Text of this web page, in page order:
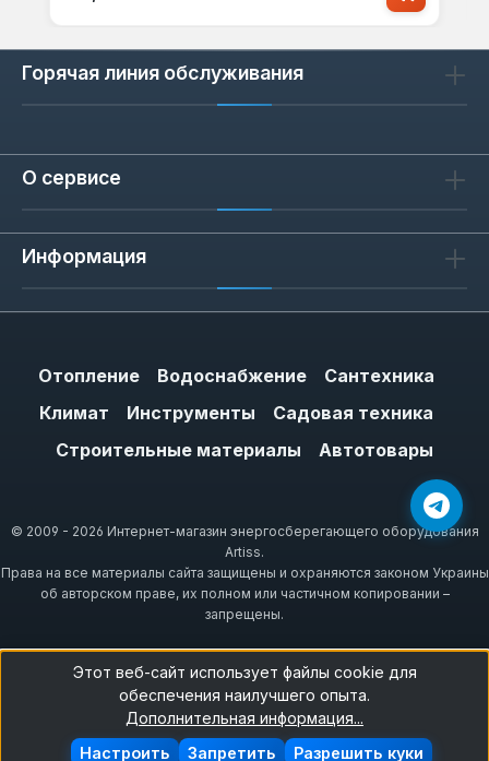
Горячая линия обслуживания
О сервисе
Информация
Отопление Водоснабжение
Сантехника
Климат
Инструменты
Садовая техника
Строительные материалы
Автотовары
© 2009 - 2026 Интернет-магазин энергосберегающего оборудования
Artiss.
Права на все материалы сайта защищены и охраняются законом Украины
об авторском праве, их полном или частичном копировании –
запрещены.
Этот веб-сайт использует файлы cookie для
обеспечения наилучшего опыта.
Дополнительная информация...
Запретить
Настроить Разрешить куки